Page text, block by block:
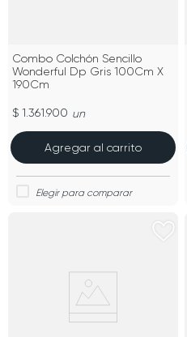
Combo Colchón Sencillo
Wonderful Dp Gris 100Cm X
190Cm
$ 1.361.900 un
Agregar al carrito